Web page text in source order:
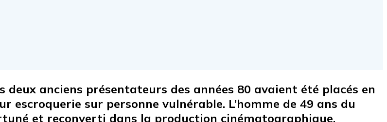
anciens présentateurs des années 80 avaient été placés en
escroquerie sur personne vulnérable. L’homme de 49 ans du
et reconverti dans la production cinématographique.